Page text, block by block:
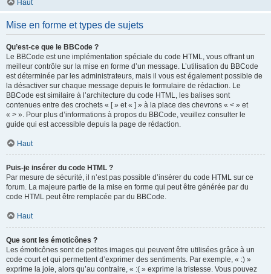
Haut
Mise en forme et types de sujets
Qu’est-ce que le BBCode ?
Le BBCode est une implémentation spéciale du code HTML, vous offrant un
meilleur contrôle sur la mise en forme d’un message. L’utilisation du BBCode
est déterminée par les administrateurs, mais il vous est également possible de
la désactiver sur chaque message depuis le formulaire de rédaction. Le
BBCode est similaire à l’architecture du code HTML, les balises sont
contenues entre des crochets « [ » et « ] » à la place des chevrons « < » et
« > ». Pour plus d’informations à propos du BBCode, veuillez consulter le
guide qui est accessible depuis la page de rédaction.
Haut
Puis-je insérer du code HTML ?
Par mesure de sécurité, il n’est pas possible d’insérer du code HTML sur ce
forum. La majeure partie de la mise en forme qui peut être générée par du
code HTML peut être remplacée par du BBCode.
Haut
Que sont les émoticônes ?
Les émoticônes sont de petites images qui peuvent être utilisées grâce à un
code court et qui permettent d’exprimer des sentiments. Par exemple, « :) »
exprime la joie, alors qu’au contraire, « :( » exprime la tristesse. Vous pouvez